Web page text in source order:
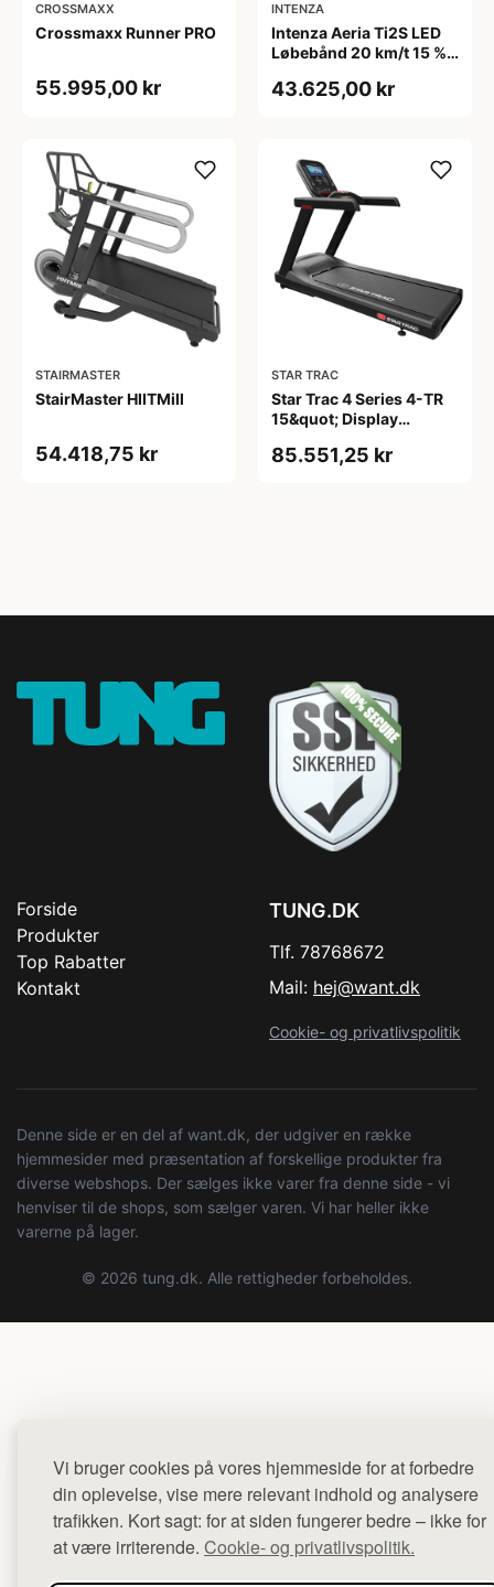
Vi bruger cookies på vores hjemmeside for at forbedre
din oplevelse, vise mere relevant indhold og analysere
trafikken. Kort sagt: for at siden fungerer bedre – ikke for
at være irriterende. Cookie- og privatlivspolitik.
CROSSMAXX
Crossmaxx Runner PRO
55.995,00 kr
INTENZA
Intenza Aeria Ti2S LED
Løbebånd 20 km/t 15 %
43.625,00 kr
STAIRMASTER
StairMaster HIITMill
54.418,75 kr
STAR TRAC
Star Trac 4 Series 4-TR
15&quot; Display
85.551,25 kr
Forside
Produkter
Top Rabatter
Kontakt
TUNG.DK
Tlf. 78768672
Mail: hej@want.dk
Cookie- og privatlivspolitik
Denne side er en del af want.dk, der udgiver en række
hjemmesider med præsentation af forskellige produkter fra
diverse webshops. Der sælges ikke varer fra denne side - vi
henviser til de shops, som sælger varen. Vi har heller ikke
varerne på lager.
© 2026 tung.dk. Alle rettigheder forbeholdes.